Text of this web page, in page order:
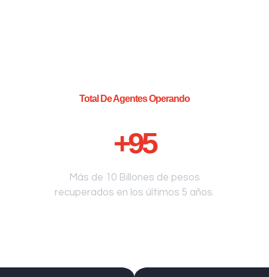
Total De Agentes Operando
+95
Más de 10 Billones de pesos
recuperados en los últimos 5 años.